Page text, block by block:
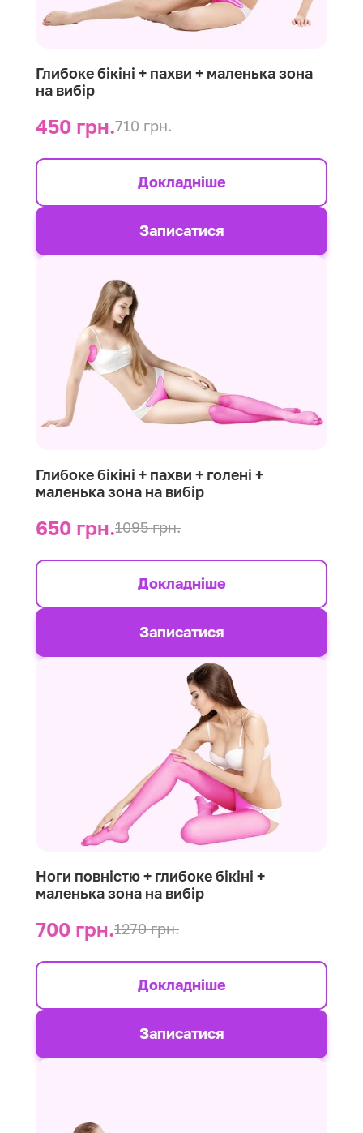
Глибоке бікіні + пахви + маленька зона
на вибір
450 грн.710 грн.
Докладніше
Записатися
Глибоке бікіні + пахви + голені +
маленька зона на вибір
650 грн.1095 грн.
Докладніше
Записатися
Ноги повністю + глибоке бікіні +
маленька зона на вибір
700 грн.1270 грн.
Докладніше
Записатися